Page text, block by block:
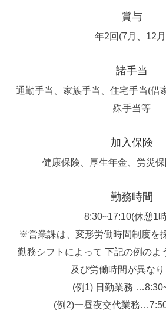
賞与
年2回(7月、12
諸手当
通勤手当、家族手当、住宅手当(借
殊手当等
加入保険
健康保険、厚生年金、労災
勤務時間
8:30~17:10(休憩1
※営業課は、変形労働時間制度を
勤務シフトによって 下記の例のよ
及び労働時間が異なり
(例1) 日勤業務
(例2)一昼夜交代業務